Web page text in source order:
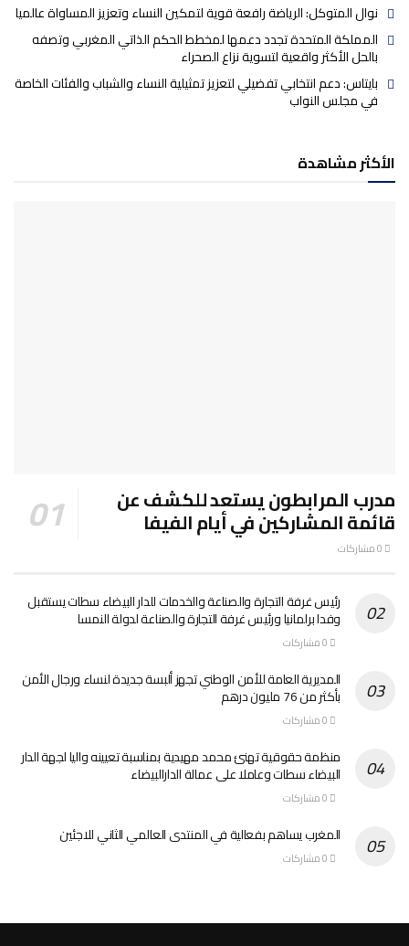
نوال المتوكل: الرياضة رافعة قوية لتمكين النساء وتعزيز المساواة عالميا
المملكة المتحدة تجدد دعمها لمخطط الحكم الذاتي المغربي وتصفه
بالحل الأكثر واقعية لتسوية نزاع الصحراء
بايتاس: دعم انتخابي تفضيلي لتعزيز تمثيلية النساء والشباب والفئات الخاصة
في مجلس النواب
الأكثر مشاهدة
مدرب المرابطون يستعد للكشف عن
قائمة المشاركين في أيام الفيفا
رئيس غرفة التجارة والصناعة والخدمات للدار البيضاء سطات يستقبل
وفدا برلمانيا ورئيس غرفة التجارة والصناعة لدولة النمسا
المديرية العامة للأمن الوطني تجهز ألبسة جديدة لنساء ورجال الأمن
بأكثر من 76 مليون درهم
منظمة حقوقية تهنئ محمد مهيدية بمناسبة تعيينه واليا لجهة الدار
البيضاء سطات وعاملا على عمالة الدارالبيضاء
المغرب يساهم بفعالية في المنتدى العالمي الثاني للاجئين